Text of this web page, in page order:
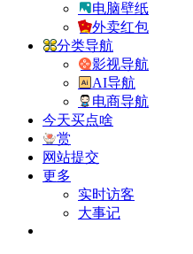
电脑壁纸
外卖红包
分类导航
影视导航
AI导航
电商导航
今天买点啥
赏
网站提交
更多
实时访客
大事记